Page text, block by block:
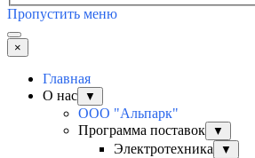
Пропустить меню
×
Главная
О нас
▼
ООО "Альпарк"
Программа поставок
▼
Электротехника ▼